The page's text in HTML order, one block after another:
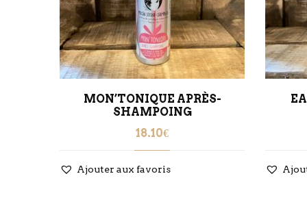
MON’TONIQUE APRÈS-
SHAMPOING
18.10€
Ajouter aux favoris